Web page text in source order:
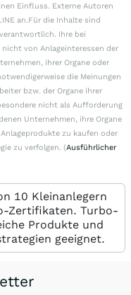
Einfluss. Externe Autoren
an.Für die Inhalte sind
Ihre bei
von Anlageinteressen der
ihrer Organe oder
die Meinungen
bzw. der Organe ihrer
nicht als Aufforderung
Unternehmen, ihre Organe
zu kaufen oder
zu verfolgen. (Ausführlicher
10 Kleinanlegern
Zertifikaten. Turbo-
Produkte und
geeignet.